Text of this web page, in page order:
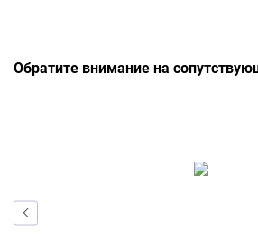
Обратите внимание на